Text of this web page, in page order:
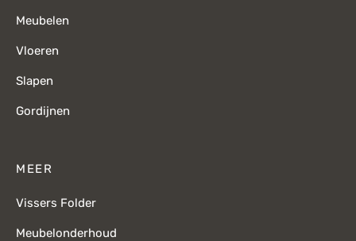
Meubelen
Vloeren
Slapen
Gordijnen
MEER
Vissers Folder
Meubelonderhoud